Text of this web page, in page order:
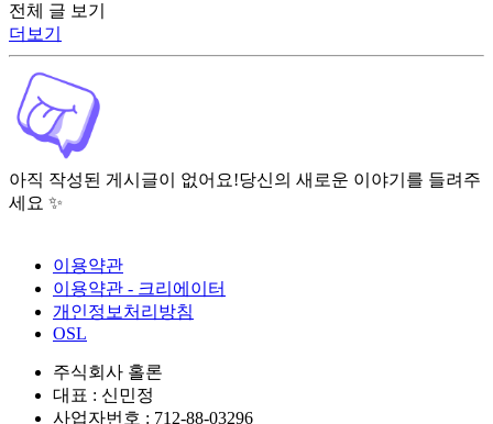
전체 글 보기
더보기
아직 작성된 게시글이 없어요!당신의 새로운 이야기를 들려주
세요 ✨
이용약관
이용약관 - 크리에이터
개인정보처리방침
OSL
주식회사 홀론
대표 : 신민정
사업자번호 : 712-88-03296